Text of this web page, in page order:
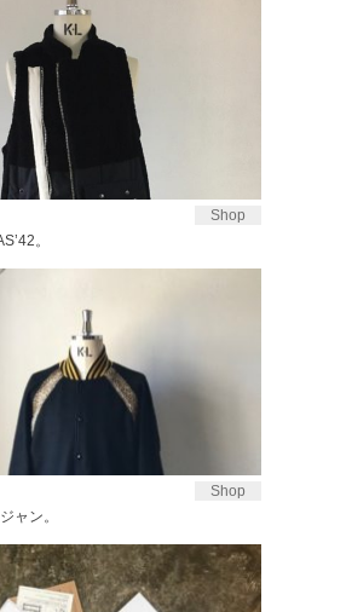
Shop
。
Shop
ャン。